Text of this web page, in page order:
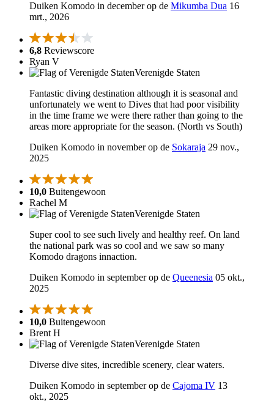
Duiken Komodo in december op de Mikumba Dua 16
mrt., 2026
6,8 Reviewscore
Ryan V
Verenigde Staten
Fantastic diving destination although it is seasonal and
unfortunately we went to Dives that had poor visibility
in the time frame we were there rather than going to the
areas more appropriate for the season. (North vs South)
Duiken Komodo in november op de Sokaraja 29 nov.,
2025
10,0 Buitengewoon
Rachel M
Verenigde Staten
Super cool to see such lively and healthy reef. On land
the national park was so cool and we saw so many
Komodo dragons innaction.
Duiken Komodo in september op de Queenesia 05 okt.,
2025
10,0 Buitengewoon
Brent H
Verenigde Staten
Diverse dive sites, incredible scenery, clear waters.
Duiken Komodo in september op de Cajoma IV 13
okt., 2025